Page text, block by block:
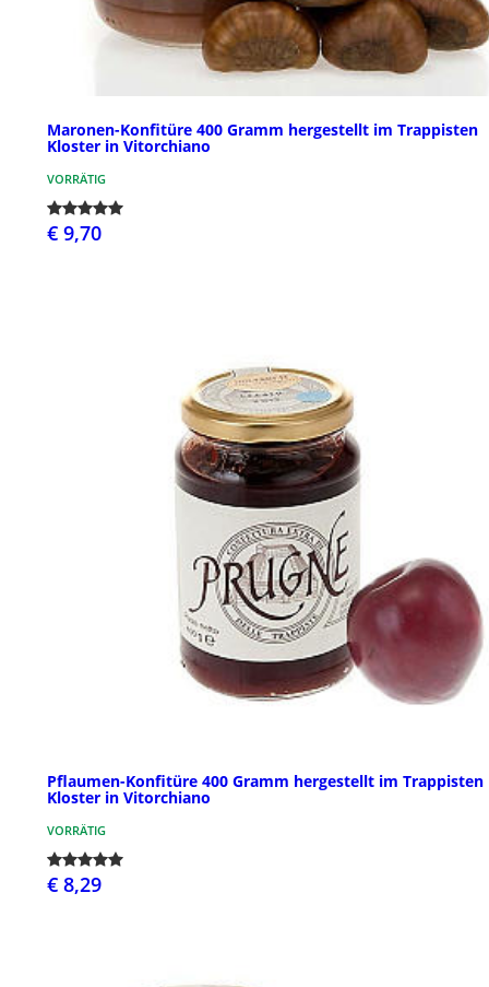
Maronen-Konfitüre 400 Gramm hergestellt im Trappisten
Kloster in Vitorchiano
VORRÄTIG
€ 9,70
Pflaumen-Konfitüre 400 Gramm hergestellt im Trappisten
Kloster in Vitorchiano
VORRÄTIG
€ 8,29